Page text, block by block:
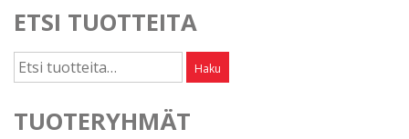
ETSI TUOTTEITA
Etsi: Haku
TUOTERYHMÄT